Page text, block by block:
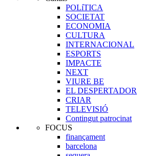
POLíTICA
SOCIETAT
ECONOMIA
CULTURA
INTERNACIONAL
ESPORTS
IMPACTE
NEXT
VIURE BE
EL DESPERTADOR
CRIAR
TELEVISIÓ
Contingut patrocinat
FOCUS
finançament
barcelona